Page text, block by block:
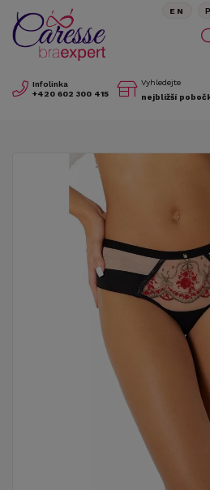
Infolinka
+420 602 300 415
Vyhledejte
nejbližší
EN